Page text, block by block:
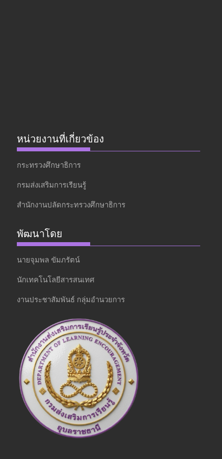
หน่วยงานที่เกี่ยวข้อง
กระทรวงศึกษาธิการ
กรมส่งเสริมการเรียนรู้
สำนักงานปลัดกระทรวงศึกษาธิการ
พัฒนาโดย
นายจุมพล ขัมภรัตน์
นักเทคโนโลยีสารสนเทศ
งานประชาสัมพันธ์ กลุ่มอำนวยการ